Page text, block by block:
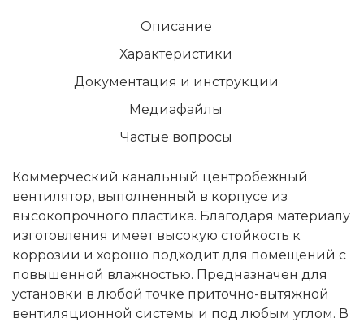
Описание
Характеристики
Документация и инструкции
Медиафайлы
Частые вопросы
Коммерческий канальный центробежный
вентилятор, выполненный в корпусе из
высокопрочного пластика. Благодаря материалу
изготовления имеет высокую стойкость к
коррозии и хорошо подходит для помещений с
повышенной влажностью. Предназначен для
установки в любой точке приточно-вытяжной
вентиляционной системы и под любым углом. В